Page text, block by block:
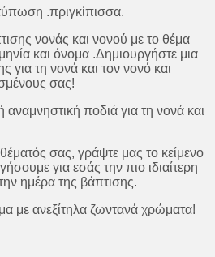
.πριγκίπισσα.
νονάς και νονού με το θέμα
και όνομα .Δημιουργήστε μια
για τη νονά και τον νονό και
σας!
αναμνηστική ποδιά για τη νονά και
σας, γράψτε μας το κείμενο
για εσάς την πιο ιδιαίτερη
ημέρα της βάπτισης.
με ανεξίτηλα ζωντανά χρώματα!